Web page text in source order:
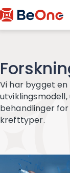
Vi har bygget
behandlinger
krefttyper.